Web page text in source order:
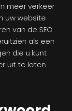
meer verkeer
uw website
van de SEO
als een
die u kunt
uit te laten